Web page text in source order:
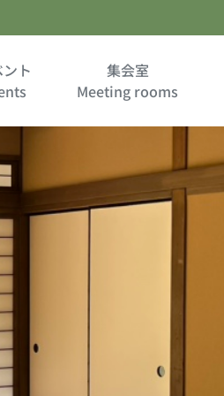
ト
集会室
Meeting rooms